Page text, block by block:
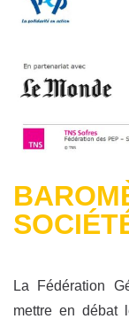
La Fédération
mettre en débat